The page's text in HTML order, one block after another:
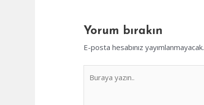
Yorum bırakın
E-posta hesabınız yayımlanmayacak.